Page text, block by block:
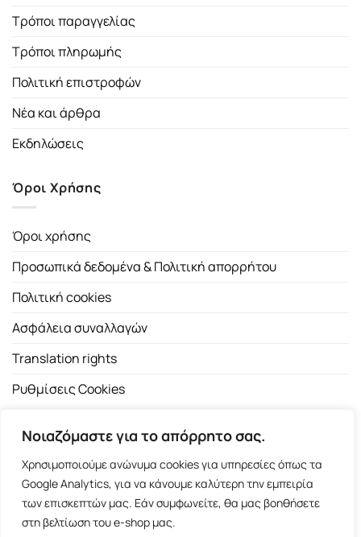
Νοιαζόμαστε για το απόρρητο σας.
Χρησιμοποιούμε ανώνυμα cookies για υπηρεσίες όπως τα
Google Analytics, για να κάνουμε καλύτερη την εμπειρία
των επισκεπτών μας. Εάν συμφωνείτε, θα μας βοηθήσετε
στη βελτίωση του e-shop μας.
Τρόποι παραγγελίας
Τρόποι πληρωμής
Πολιτική επιστροφών
Νέα και άρθρα
Εκδηλώσεις
Όροι Χρήσης
Όροι χρήσης
Προσωπικά δεδομένα & Πολιτική απορρήτου
Πολιτική cookies
Ασφάλεια συναλλαγών
Translation rights
Ρυθμίσεις Cookies
Copyright 2026 ©Εκδοτικός Οίκος Α.Α. Λιβάνη| All rights
reserved.